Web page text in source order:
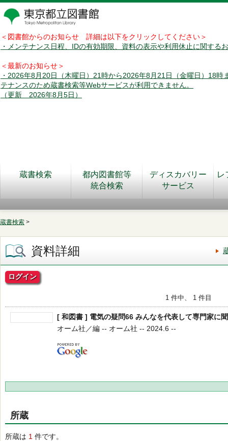
＜図書館からのお知らせ 詳細は以下をクリックしてください＞
・メンテナンス日程、IDの有効期限、資料の表示や利用休止に関する
＜最新のお知らせ＞
・2026年8月20日（木曜日）21時から2026年8月21日（金曜日）18時
テナンスのため蔵書検索等Webサービスが利用できません。
（更新 2026年8月5日）
蔵書検索
都内図書館等
統合検索
ディスカバリー
サービス
レ
蔵書検索 >
資料詳細
ログイン
1 件中、 1 件目
[ 和図書 ] 電気の疑問66 みんなを代表して専門家に
オーム社／編 -- オーム社 -- 2024.6 --
所蔵
所蔵は 1 件です。